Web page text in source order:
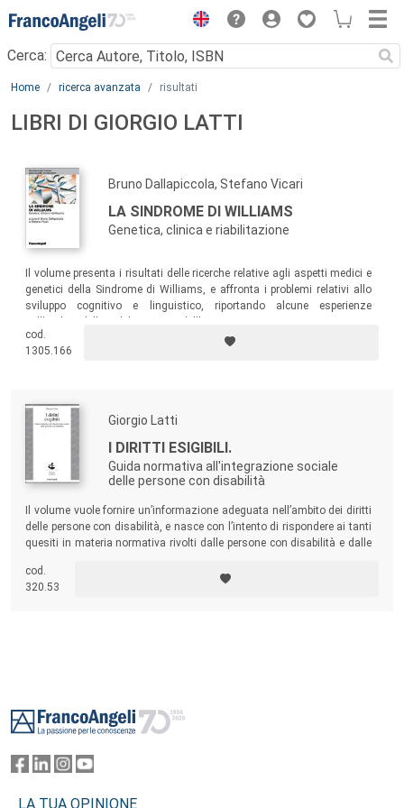
Menu
Cerca:
Main content
Home ricerca avanzata risultati
LIBRI DI GIORGIO LATTI
Bruno Dallapiccola, Stefano Vicari
LA SINDROME DI WILLIAMS
Genetica, clinica e riabilitazione
Il volume presenta i risultati delle ricerche relative agli aspetti medici e
genetici della Sindrome di Williams, e affronta i problemi relativi allo
sviluppo cognitivo e linguistico, riportando alcune esperienze
cod.
1305.166
Giorgio Latti
I DIRITTI ESIGIBILI.
Guida normativa all'integrazione sociale
delle persone con disabilità
Il volume vuole fornire un’informazione adeguata nell’ambito dei diritti
delle persone con disabilità, e nasce con l’intento di rispondere ai tanti
quesiti in materia normativa rivolti dalle persone con disabilità e dalle
complesso e frammentato mondo dei servizi.
cod.
320.53
LA TUA OPINIONE